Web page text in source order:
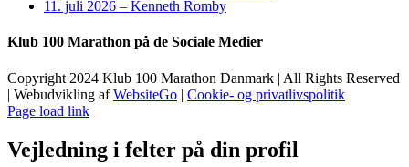
11. juli 2026 – Kenneth Romby
Klub 100 Marathon på de Sociale Medier
Copyright 2024 Klub 100 Marathon Danmark | All Rights Reserved
| Webudvikling afWebsiteGo | Cookie- og privatlivspolitik
Page load link
Vejledning i felter på din profil